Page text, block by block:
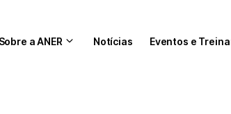
Sobre a ANER Notícias Eventos e